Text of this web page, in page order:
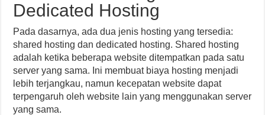
Dedicated Hosting
Pada dasarnya, ada dua jenis hosting yang tersedia:
shared hosting dan dedicated hosting. Shared hosting
adalah ketika beberapa website ditempatkan pada satu
server yang sama. Ini membuat biaya hosting menjadi
lebih terjangkau, namun kecepatan website dapat
terpengaruh oleh website lain yang menggunakan server
yang sama.